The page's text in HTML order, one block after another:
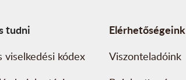
tudni
viselkedési kódex
Elérhetőségeink
Viszonteladóink